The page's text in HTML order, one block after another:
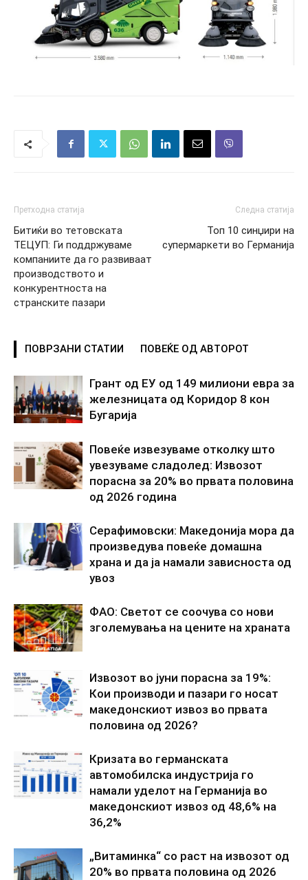
Претходна статија
Битиќи во тетовската
ТЕЦУП: Ги поддржуваме
компаниите да го развиваат
производството и
конкурентноста на
странските пазари
Следна статија
Топ 10 синџири на
супермаркети во Германија
ПОВРЗАНИ СТАТИИ ПОВЕЌЕ ОД АВТОРОТ
Грант од ЕУ од 149 милиони евра за
железницата од Коридор 8 кон
Бугарија
Повеќе извезуваме отколку што
увезуваме сладолед: Извозот
порасна за 20% во првата половина
од 2026 година
Серафимовски: Македонија мора да
произведува повеќе домашна
храна и да ја намали зависноста од
увоз
ФАО: Светот се соочува со нови
зголемувања на цените на храната
Извозот во јуни порасна за 19%:
Кои производи и пазари го носат
македонскиот извоз во првата
половина од 2026?
Кризата во германската
автомобилска индустрија го
намали уделот на Германија во
македонскиот извоз од 48,6% на
36,2%
„Витаминка“ со раст на извозот од
20% во првата половина од 2026